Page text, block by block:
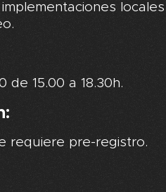
de 15.00 a 18.30h.
requiere pre-registro.